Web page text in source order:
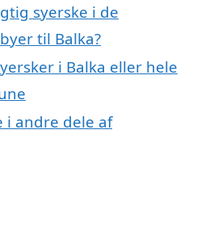
syerske i de
til Balka?
i Balka eller hele
i andre dele af